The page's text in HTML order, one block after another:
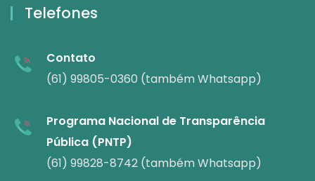
Telefones
Contato
(61) 99805-0360 (também Whatsapp)
Programa Nacional de Transparência
Pública (PNTP)
(61) 99828-8742 (também Whatsapp)